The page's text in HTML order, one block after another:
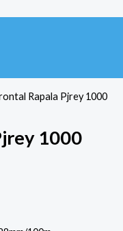
Rapala Pjrey 1000
1000